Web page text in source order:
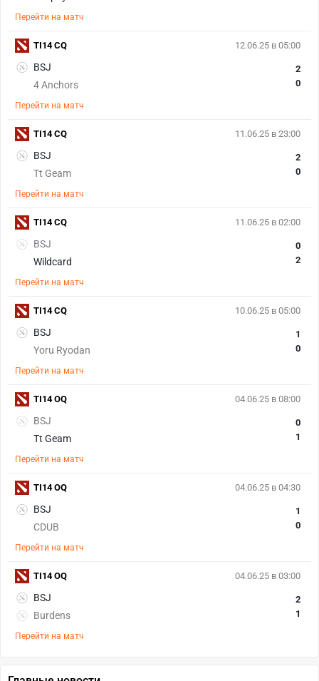
Перейти на матч
12.06.25 в 05:00
BSJ
4 Anchors
2
0
Перейти на матч
TI14 CQ
11.06.25 в 23:00
BSJ
Tt Geam
2
0
Перейти на матч
TI14 CQ
11.06.25 в 02:00
BSJ
Wildcard
0
2
Перейти на матч
TI14 CQ
10.06.25 в 05:00
BSJ
Yoru Ryodan
1
0
Перейти на матч
TI14 CQ
04.06.25 в 08:00
BSJ
Tt Geam
0
1
Перейти на матч
TI14 OQ
04.06.25 в 04:30
BSJ
CDUB
1
0
Перейти на матч
TI14 OQ
04.06.25 в 03:00
BSJ
Burdens
2
1
Перейти на матч
TI14 OQ